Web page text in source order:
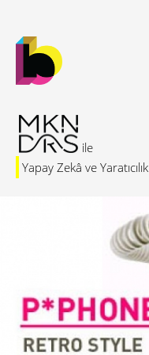
Yapay Zekâ ve Yaratıcılık